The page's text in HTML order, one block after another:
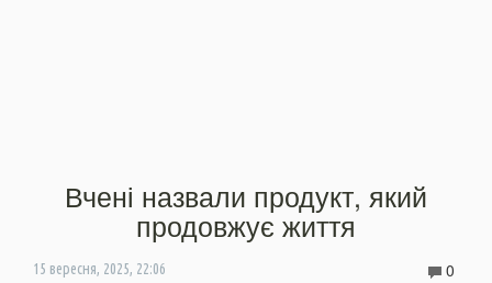
Вчені назвали продукт, який
продовжує життя
15 вересня, 2025, 22:06 0